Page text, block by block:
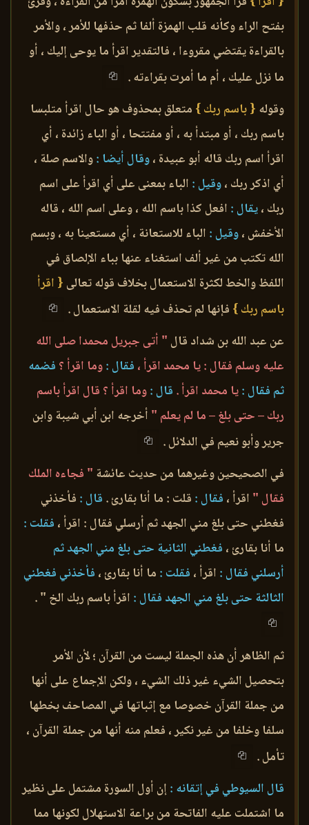
بفتح الراء وكأنه قلب الهمزة ألفا ثم حذفها للأمر ، والأمر
بالقراءة يقتضي مقروءا ، فالتقدير اقرأ ما يوحى إليك ، أو
ما نزل عليك ، أم ما أمرت بقراءته .
وقوله { باسم ربك } متعلق بمحذوف هو حال اقرأ متلبسا
باسم ربك ، أو مبتدأ به ، أو مفتتحا ، أو الباء زائدة ، أي
اقرأ اسم ربك قاله أبو عبيدة ،وقال أيضا :والاسم صلة ،
أي اذكر ربك ،وقيل : الباء بمعنى على أي اقرأ على اسم
ربك ،يقال : افعل كذا باسم الله ، وعلى اسم الله ، قاله
الأخفش ،وقيل : الباء للاستعانة ، أي مستعينا به ، وبسم
الله تكتب من غير ألف استغناء عنها بباء الإلصاق في
اللفظ والخط لكثرة الاستعمال بخلاف قوله تعالى { اقرأ
باسم ربك } فإنها لم تحذف فيه لقلة الاستعمال .
عن عبد الله بن شداد قال " أتى جبريل محمدا صلى الله
عليه وسلم فقال : يا محمد اقرأ ، فقال :وما اقرأ ؟ فضمه
ثم فقال :يا محمد اقرأ . قال :وما اقرأ ؟ قال اقرأ باسم
ربك – حتى بلغ – ما لم يعلم " أخرجه ابن أبي شيبة وابن
جرير وأبو نعيم في الدلائل .
في الصحيحين وغيرهما من حديث عائشة " فجاءه الملك
فقال " اقرأ ، فقال : قلت : ما أنا بقارئ . قال : فأخذني
فغطني حتى بلغ مني الجهد ثم أرسلي فقال : اقرأ ، فقلت :
ما أنا بقارئ ، فغطني الثانية حتى بلغ مني الجهد ثم
أرسلني فقال : اقرأ ، فقلت : ما أنا بقارئ ، فأخذني فغطني
الثالثة حتى بلغ مني الجهد فقال : اقرأ باسم ربك الخ " .
ثم الظاهر أن هذه الجملة ليست من القرآن ؛ لأن الأمر
بتحصيل الشيء غير ذلك الشيء ، ولكن الإجماع على أنها
من جملة القرآن خصوصا مع إثباتها في المصاحف بخطها
سلفا وخلفا من غير نكير ، فعلم منه أنها من جملة القرآن ،
تأمل .
قال السيوطي في إتقانه :إن أول السورة مشتمل على نظير
ما اشتملت عليه الفاتحة من براعة الاستهلال لكونها مما